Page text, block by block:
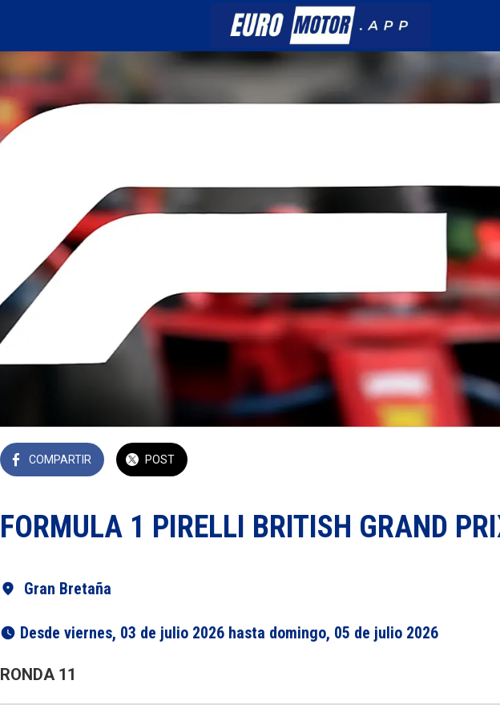
COMPARTIR POST
FORMULA 1 PIRELLI BRITISH GRAND
Gran Bretaña
Desde viernes, 03 de julio 2026 hasta domingo, 05 de julio 2026
RONDA 11